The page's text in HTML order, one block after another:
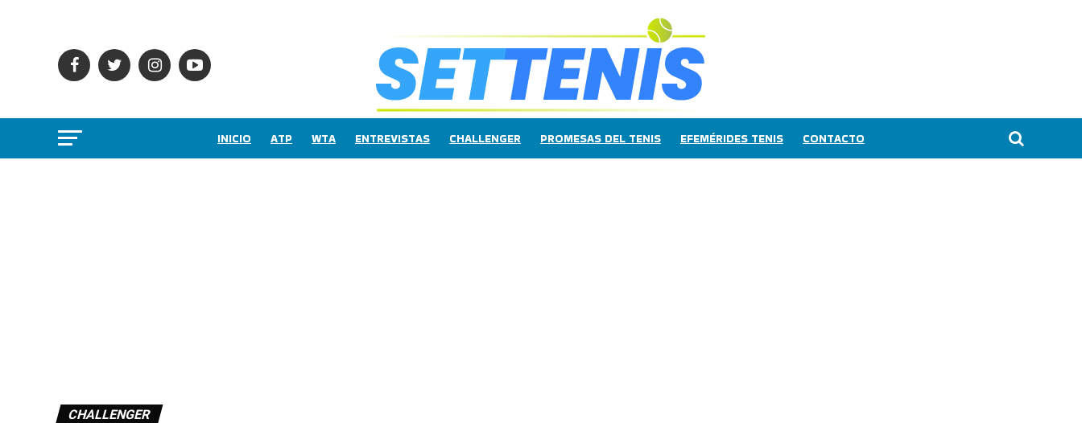
INICIO ATP WTA ENTREVISTAS CHALLENGER PROMESAS DEL TENIS EFEMÉRIDES TENIS CONTACTO
CHALLENGER